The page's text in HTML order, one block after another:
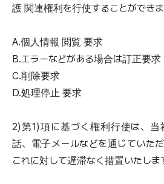
護 関連権利を行使することができま
A.個人情報 閲覧 要求
B.エラーなどがある場合は訂正要求
C.削除要求
D.処理停止 要求
2)第1)項に基づく権利行使は、当
話、電子メールなどを通じていた
これに対して遅滞なく措置いたしま